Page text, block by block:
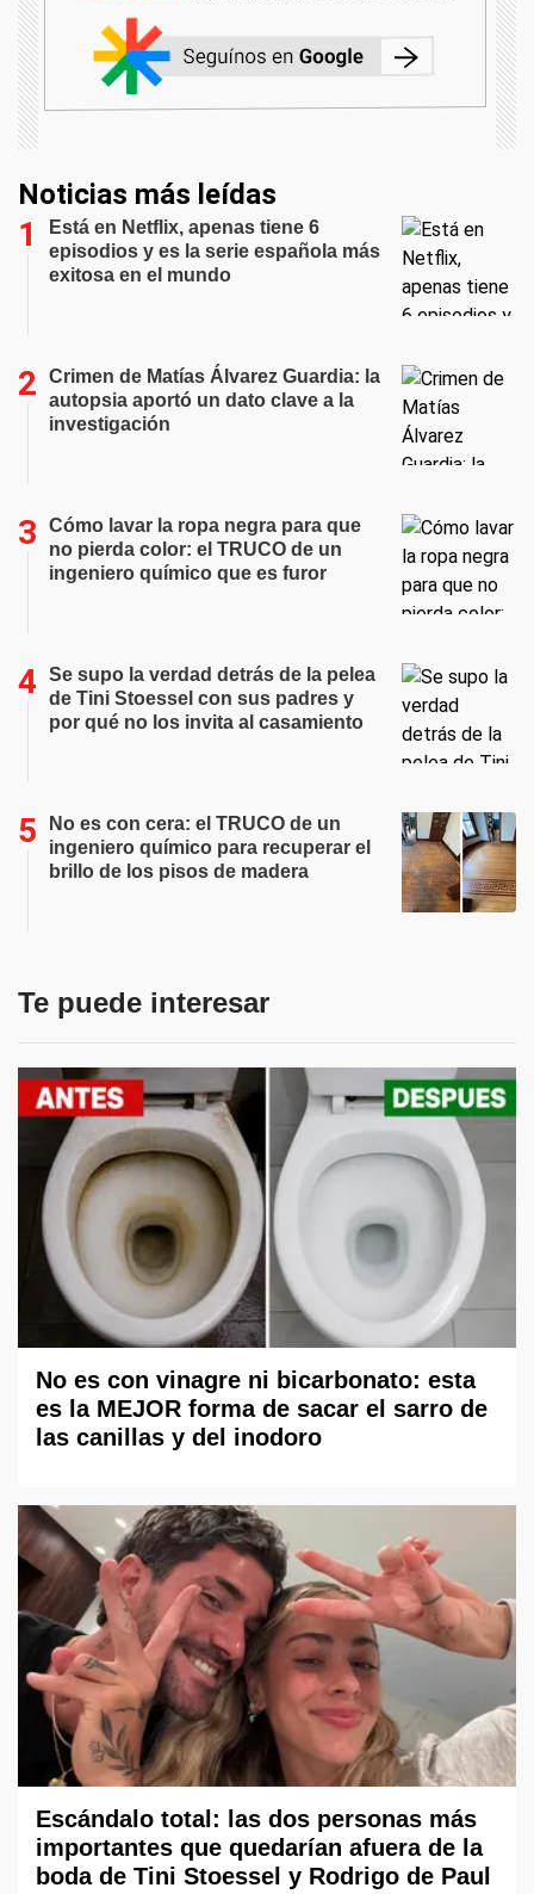
Noticias más leídas
Está en Netflix, apenas tiene 6
episodios y es la serie española más
exitosa en el mundo
Crimen de Matías Álvarez Guardia: la
autopsia aportó un dato clave a la
investigación
Cómo lavar la ropa negra para que
no pierda color: el TRUCO de un
ingeniero químico que es furor
Se supo la verdad detrás de la pelea
de Tini Stoessel con sus padres y
por qué no los invita al casamiento
No es con cera: el TRUCO de un
ingeniero químico para recuperar el
brillo de los pisos de madera
Te puede interesar
No es con vinagre ni bicarbonato: esta
es la MEJOR forma de sacar el sarro de
las canillas y del inodoro
Escándalo total: las dos personas más
importantes que quedarían afuera de la
boda de Tini Stoessel y Rodrigo de Paul